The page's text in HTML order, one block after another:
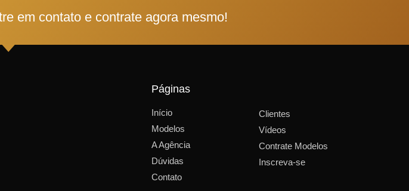
em contato e contrate agora mesmo!
Páginas
Início
Modelos
A Agência
Dúvidas
Contato
Clientes
Vídeos
Contrate Modelos
Inscreva-se